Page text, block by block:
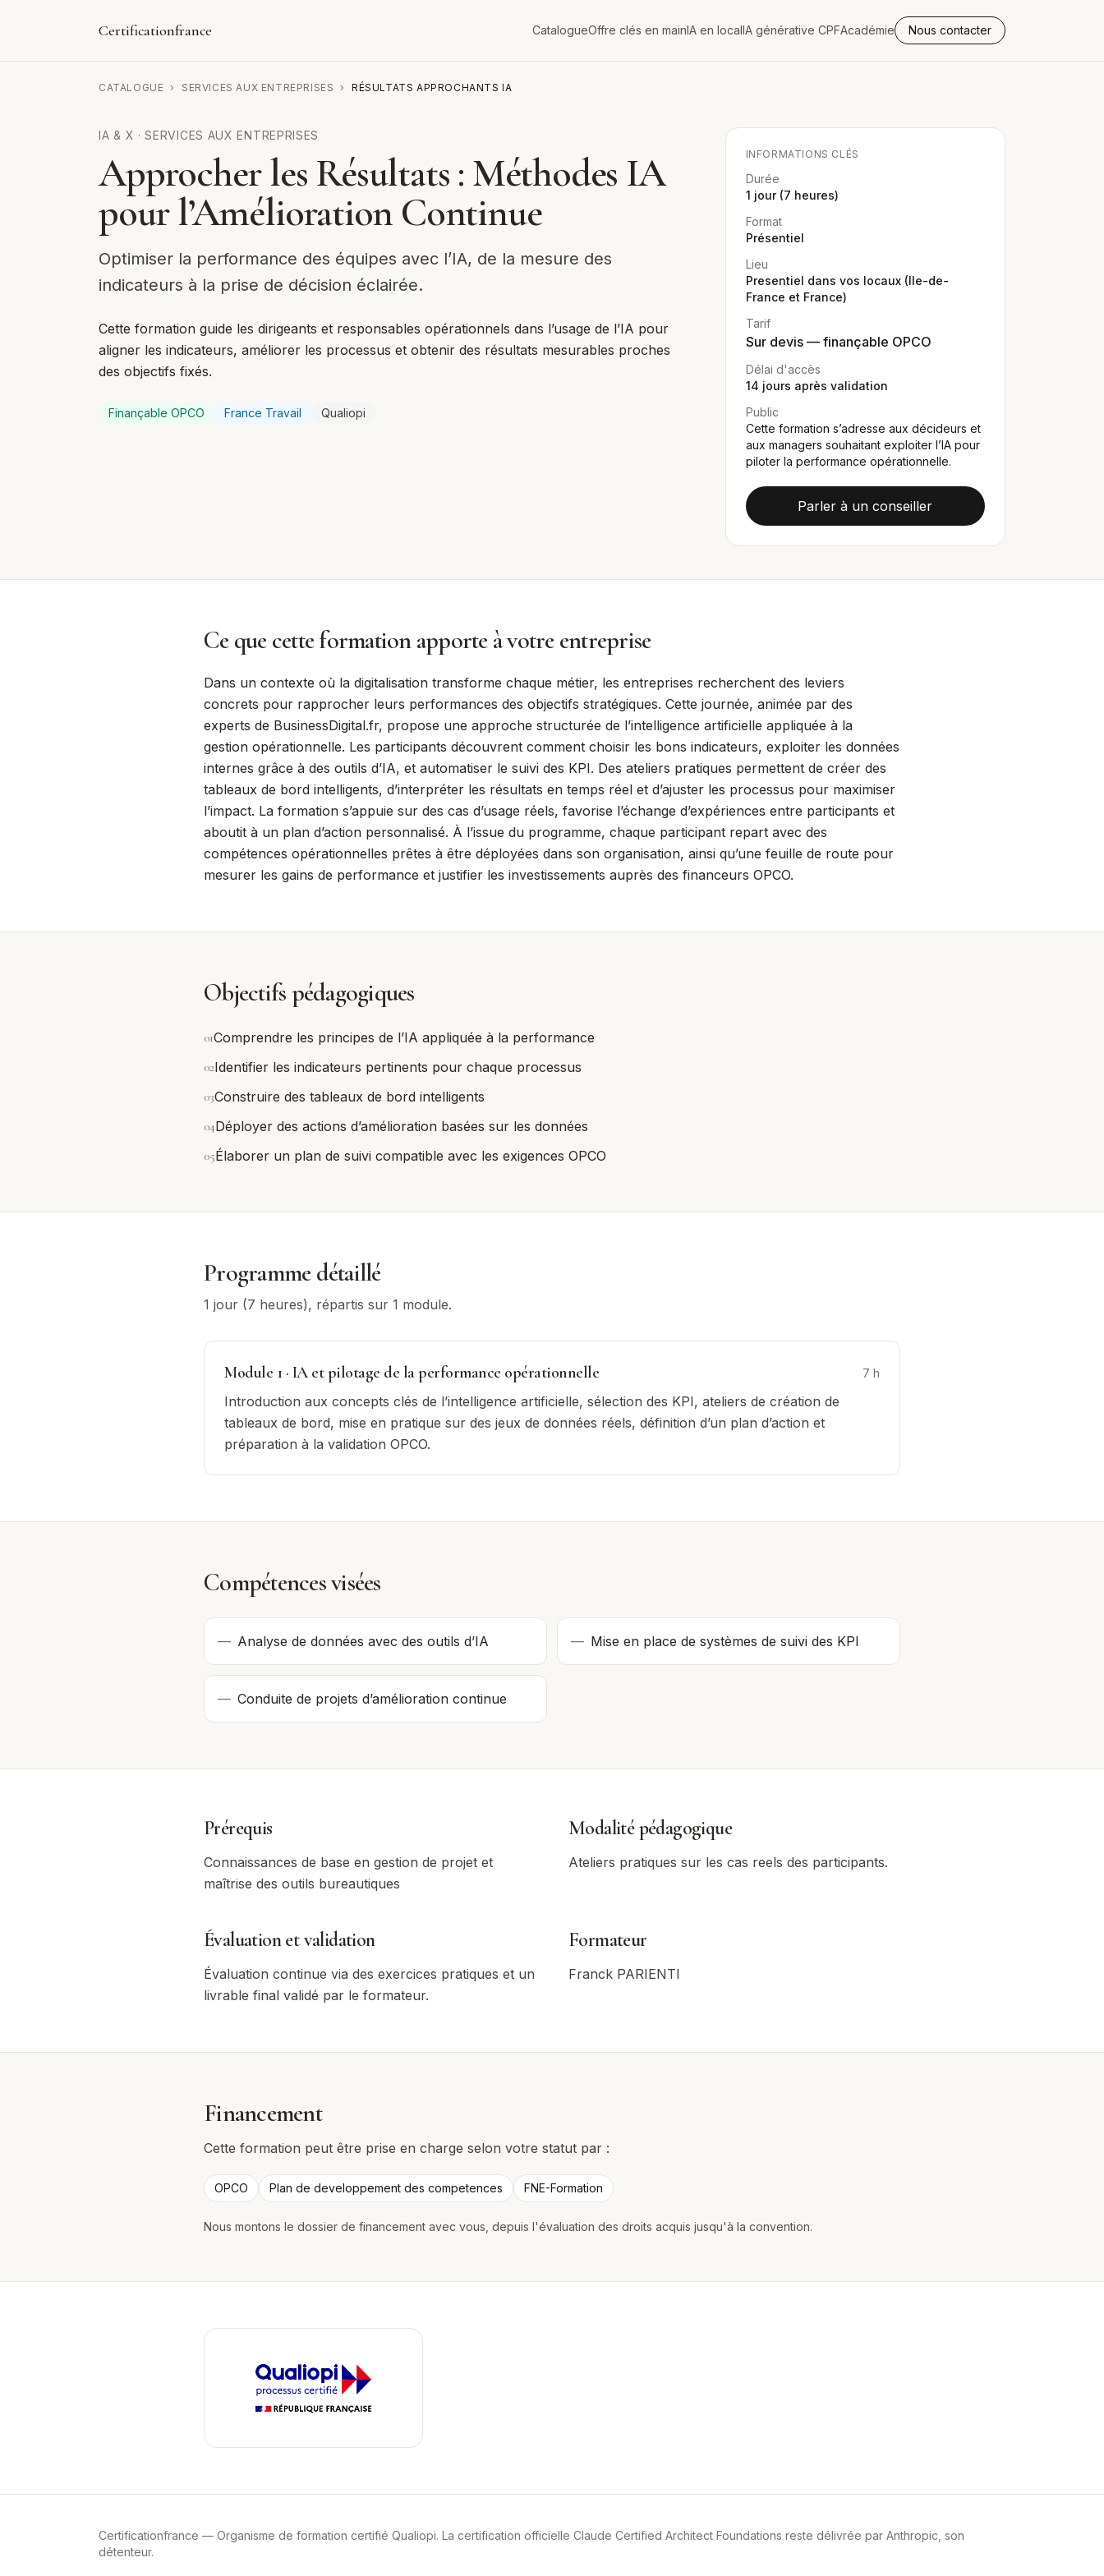
Certificationfrance CatalogueOffre clés en mainIA en localIA générative CPFAcadémie Nous contacter
CATALOGUE › SERVICES AUX ENTREPRISES › RÉSULTATS APPROCHANTS IA
IA & X ·SERVICES AUX ENTREPRISES
Approcher les Résultats : Méthodes IA
pour l’Amélioration Continue
Optimiser la performance des équipes avec l’IA, de la mesure des
indicateurs à la prise de décision éclairée.
Cette formation guide les dirigeants et responsables opérationnels dans l’usage de l’IA pour
aligner les indicateurs, améliorer les processus et obtenir des résultats mesurables proches
des objectifs fixés.
Finançable OPCO France Travail Qualiopi
INFORMATIONS CLÉS
Durée
1 jour (7 heures)
Format
Présentiel
Lieu
Presentiel dans vos locaux (Ile-de-
France et France)
Tarif
Sur devis — finançable OPCO
Délai d'accès
14 jours après validation
Public
Cette formation s’adresse aux décideurs et
aux managers souhaitant exploiter l’IA pour
piloter la performance opérationnelle.
Parler à un conseiller
Ce que cette formation apporte à votre entreprise
Dans un contexte où la digitalisation transforme chaque métier, les entreprises recherchent des leviers
concrets pour rapprocher leurs performances des objectifs stratégiques. Cette journée, animée par des
experts de BusinessDigital.fr, propose une approche structurée de l’intelligence artificielle appliquée à la
gestion opérationnelle. Les participants découvrent comment choisir les bons indicateurs, exploiter les données
internes grâce à des outils d’IA, et automatiser le suivi des KPI. Des ateliers pratiques permettent de créer des
tableaux de bord intelligents, d’interpréter les résultats en temps réel et d’ajuster les processus pour maximiser
l’impact. La formation s’appuie sur des cas d’usage réels, favorise l’échange d’expériences entre participants et
aboutit à un plan d’action personnalisé. À l’issue du programme, chaque participant repart avec des
compétences opérationnelles prêtes à être déployées dans son organisation, ainsi qu’une feuille de route pour
mesurer les gains de performance et justifier les investissements auprès des financeurs OPCO.
Objectifs pédagogiques
01Comprendre les principes de l’IA appliquée à la performance
02Identifier les indicateurs pertinents pour chaque processus
03Construire des tableaux de bord intelligents
04Déployer des actions d’amélioration basées sur les données
05Élaborer un plan de suivi compatible avec les exigences OPCO
Programme détaillé
1 jour (7 heures), répartis sur 1 module.
Module 1· IA et pilotage de la performance opérationnelle 7 h
Introduction aux concepts clés de l’intelligence artificielle, sélection des KPI, ateliers de création de
tableaux de bord, mise en pratique sur des jeux de données réels, définition d’un plan d’action et
préparation à la validation OPCO.
Compétences visées
— Analyse de données avec des outils d’IA — Mise en place de systèmes de suivi des KPI
— Conduite de projets d’amélioration continue
Prérequis
Connaissances de base en gestion de projet et
maîtrise des outils bureautiques
Modalité pédagogique
Ateliers pratiques sur les cas reels des participants.
Évaluation et validation
Évaluation continue via des exercices pratiques et un
livrable final validé par le formateur.
Formateur
Franck PARIENTI
Financement
Cette formation peut être prise en charge selon votre statut par :
OPCO Plan de developpement des competences FNE-Formation
Nous montons le dossier de financement avec vous, depuis l'évaluation des droits acquis jusqu'à la convention.
Certificationfrance — Organisme de formation certifié Qualiopi. La certification officielle Claude Certified Architect Foundations reste délivrée par Anthropic, son
détenteur.